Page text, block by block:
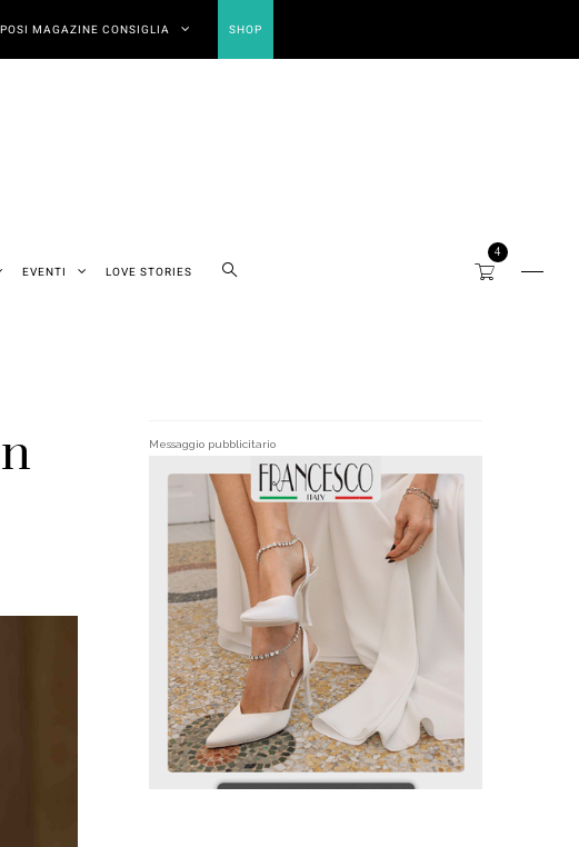
MAGAZINE CONSIGLIA SHOP
EVENTI LOVE STORIES
4
Messaggio pubblicitario